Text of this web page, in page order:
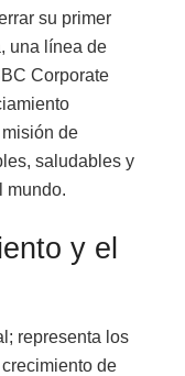
su primer
una línea de
Corporate
de
saludables y
mundo.
y el
representa los
de